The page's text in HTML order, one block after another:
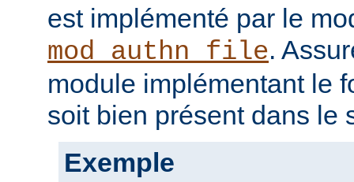
est implémenté par le
mod_authn_file.
module implémentant le
soit bien présent dans le
Exemple